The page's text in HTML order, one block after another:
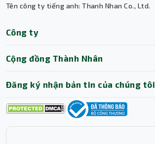
Tên công ty tiếng anh: Thanh Nhan Co., Ltd.
Công ty
Cộng đồng Thành Nhân
Đăng ký nhận bản tin của chúng tôi
Trợ lý AI • Phản hồi tức thì